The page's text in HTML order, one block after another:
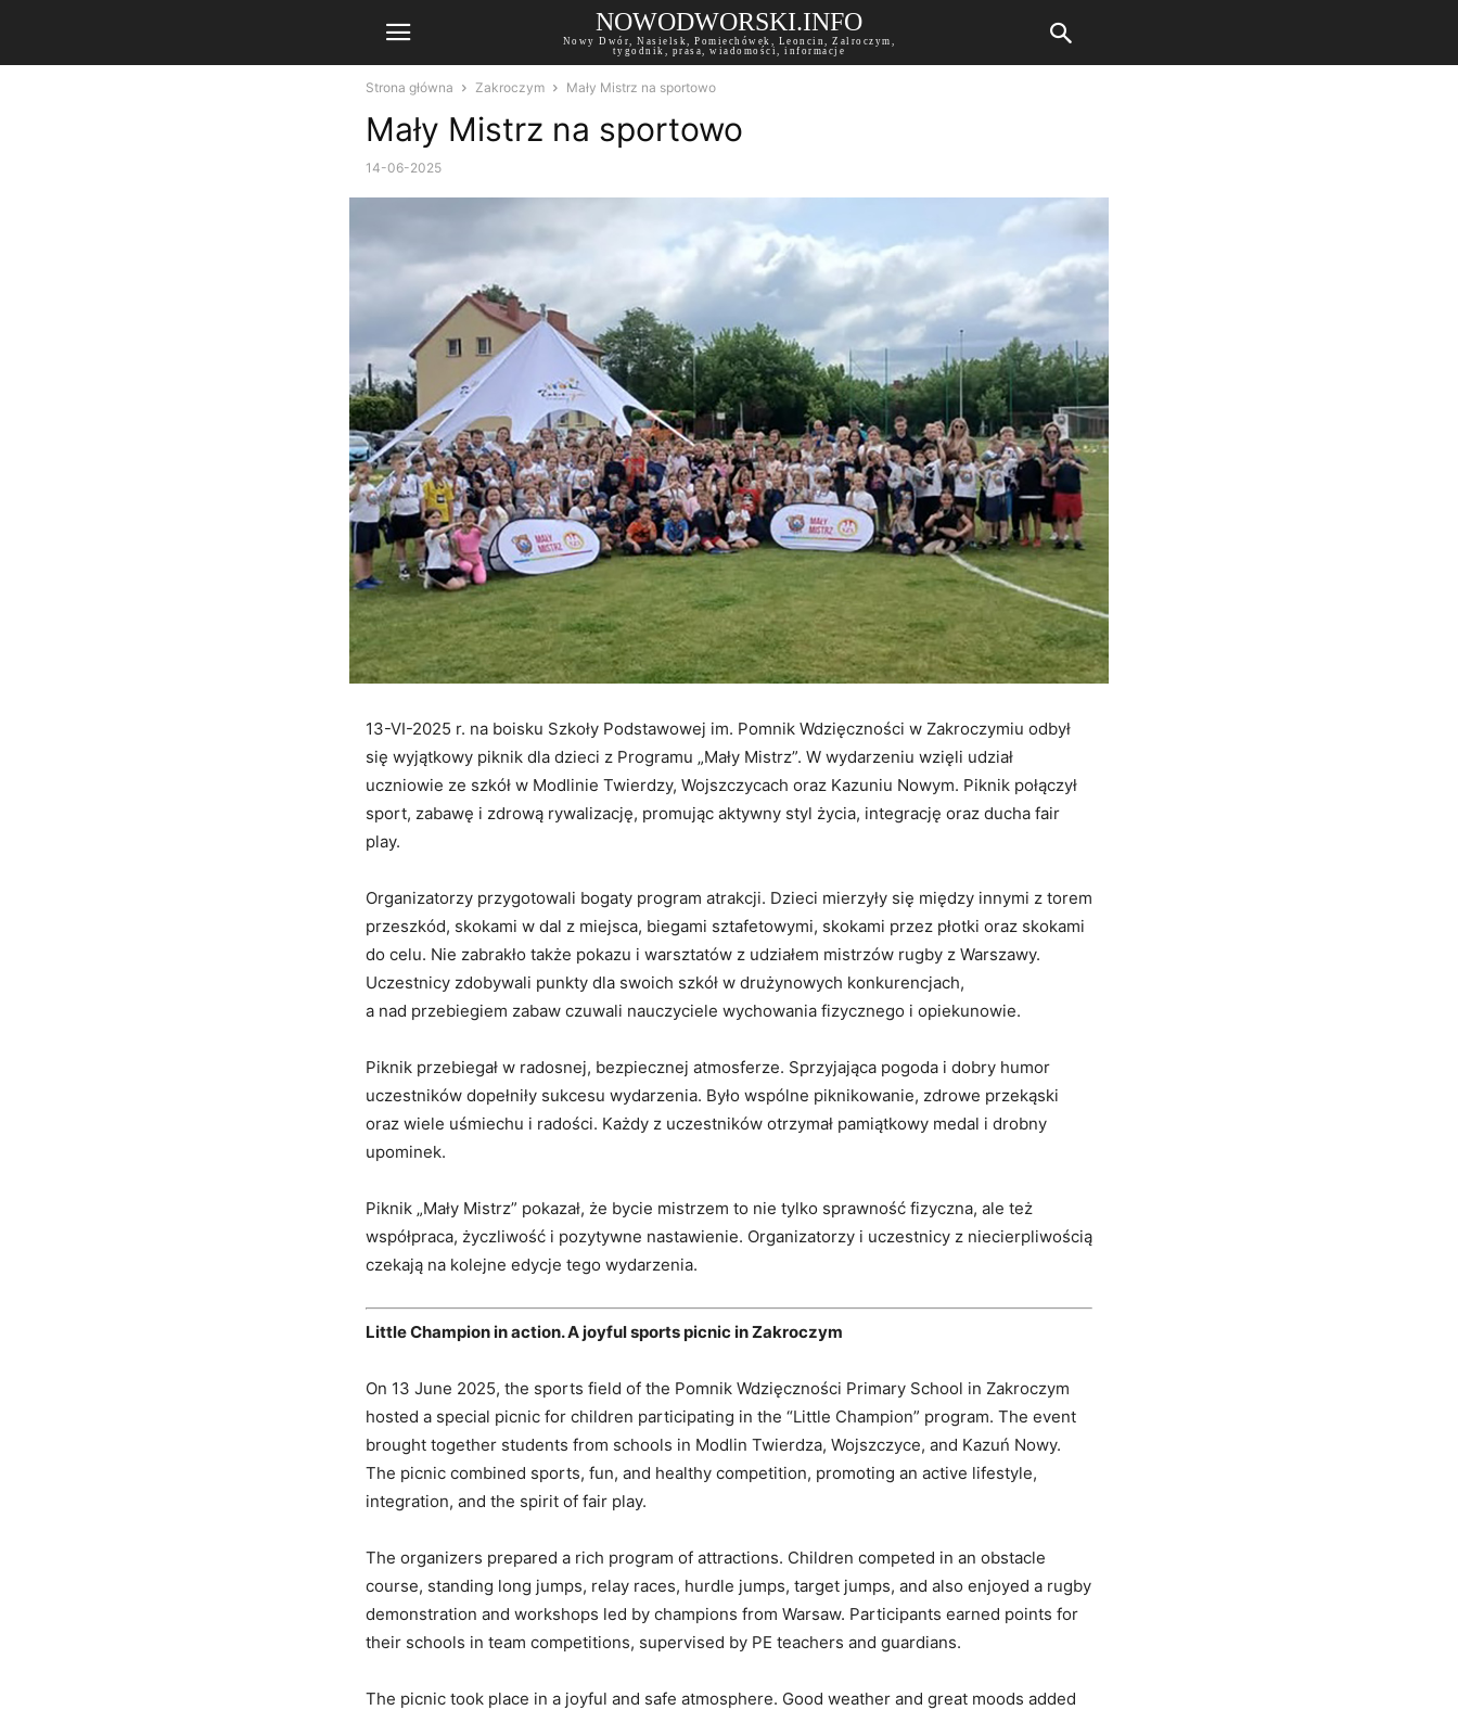
NOWODWORSKI.INFO
Nowy Dwór, Nasielsk, Pomiechówek, Leoncin, Zalroczym,
tygodnik, prasa, wiadomości, informacje
Strona główna Zakroczym Mały Mistrz na sportowo
Mały Mistrz na sportowo
14-06-2025
13-VI-2025 r. na boisku Szkoły Podstawowej im. Pomnik Wdzięczności w Zakroczymiu odbył
się wyjątkowy piknik dla dzieci z Programu „Mały Mistrz”. W wydarzeniu wzięli udział
uczniowie ze szkół w Modlinie Twierdzy, Wojszczycach oraz Kazuniu Nowym. Piknik połączył
sport, zabawę i zdrową rywalizację, promując aktywny styl życia, integrację oraz ducha fair
play.
Organizatorzy przygotowali bogaty program atrakcji. Dzieci mierzyły się między innymi z torem
przeszkód, skokami w dal z miejsca, biegami sztafetowymi, skokami przez płotki oraz skokami
do celu. Nie zabrakło także pokazu i warsztatów z udziałem mistrzów rugby z Warszawy.
Uczestnicy zdobywali punkty dla swoich szkół w drużynowych konkurencjach,
a nad przebiegiem zabaw czuwali nauczyciele wychowania fizycznego i opiekunowie.
Piknik przebiegał w radosnej, bezpiecznej atmosferze. Sprzyjająca pogoda i dobry humor
uczestników dopełniły sukcesu wydarzenia. Było wspólne piknikowanie, zdrowe przekąski
oraz wiele uśmiechu i radości. Każdy z uczestników otrzymał pamiątkowy medal i drobny
upominek.
Piknik „Mały Mistrz” pokazał, że bycie mistrzem to nie tylko sprawność fizyczna, ale też
współpraca, życzliwość i pozytywne nastawienie. Organizatorzy i uczestnicy z niecierpliwością
czekają na kolejne edycje tego wydarzenia.
Little Champion in action. A joyful sports picnic in Zakroczym
On 13 June 2025, the sports field of the Pomnik Wdzięczności Primary School in Zakroczym
hosted a special picnic for children participating in the “Little Champion” program. The event
brought together students from schools in Modlin Twierdza, Wojszczyce, and Kazuń Nowy.
The picnic combined sports, fun, and healthy competition, promoting an active lifestyle,
integration, and the spirit of fair play.
The organizers prepared a rich program of attractions. Children competed in an obstacle
course, standing long jumps, relay races, hurdle jumps, target jumps, and also enjoyed a rugby
demonstration and workshops led by champions from Warsaw. Participants earned points for
their schools in team competitions, supervised by PE teachers and guardians.
The picnic took place in a joyful and safe atmosphere. Good weather and great moods added